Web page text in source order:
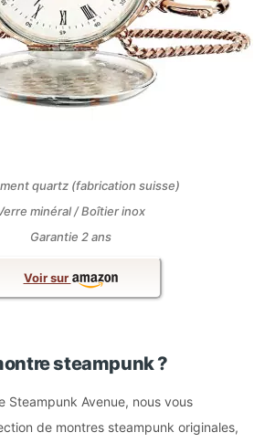
quartz (fabrication suisse)
minéral / Boîtier inox
Garantie 2 ans
Voir sur
steampunk ?
Steampunk Avenue, nous vous
de montres steampunk originales,